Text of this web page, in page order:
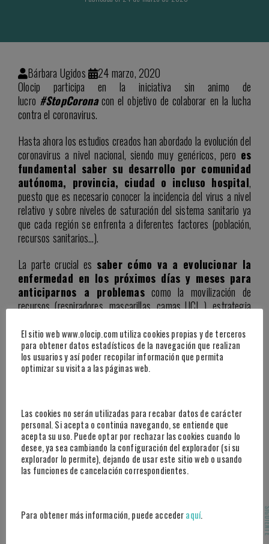
Bárbara Ugidos
24 marzo, 2020
Olocip participa en la iniciativa sin animo de
lucro #StopCoronacon el objetivo de colaborar en la lucha
contra el coronavirus.
Hasta ahora los estudios creados han abordado la evolución del
coronavirus a nivel nacional, siendo muy genéricos, pero es
fundamental saber su desarrollo por comunidad
autónoma, provincia, ciudad o incluso hospital,
puesto que es necesario conocer la incidencia del virus a nivel
relativo y sobre niveles de saturación del sistema sanitario ya
que cada región se enfrenta a diferentes factores (población,
recursos sanitarios…).
La parte crucial es saber cómo va a evolucionar la
enfermedad en los próximos días y meses para
anticiparnos a problemascomo la movilización de
recursos (respiradores, mascarillas, camas UCI…), estrategia
Para ello,Olocip, a través de nuestros científicos
especializados en inteligencia artificial, está trabajando en
lacreación algoritmos predictivos que permitan
El objetivo esproporcionar resultados sobre el
número de infectados, número de personas en
UCI y muertescon intervalos reales de confianza que
ayuden a conocer la enfermedad y a mejorar la toma de
Más información, novedades y actualizaciones
enhttp://www.stopcorona.es/espana/
El sitio web www.olocip.com utiliza cookies propias y de terceros
para obtener datos estadísticos de la navegación que realizan
los usuarios y así poder recopilar información que permita
optimizar su visita a las páginas web.
Las cookies no serán utilizadas para recabar datos de carácter
personal. Si acepta o continúa navegando, se entiende que
acepta su uso. Puede optar por rechazar las cookies cuando lo
desee, ya sea cambiando la configuración del explorador (si su
explorador lo permite), dejando de usar este sitio web o usando
las funciones de cancelación correspondientes.
Para obtener más información, puede accederaquí.